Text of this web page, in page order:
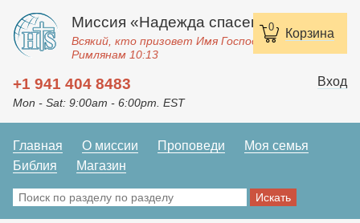
0 Корзина
Миссия «Надежда спасения»
Всякий, кто призовет Имя Господне, спасется.
Римлянам 10:13
+1 941 404 8483
Mon - Sat: 9:00am - 6:00pm. EST
Вход
Главная О миссии Проповеди
Моя семья
Библия
Магазин